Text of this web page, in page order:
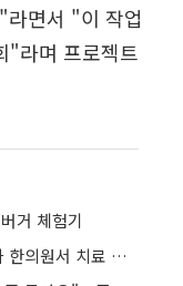
면서 "이 작업
"라며 프로젝트
거 체험기
“침·한약으로 게임중독 고친다?" 기자가 한의원서 치료 받아보니